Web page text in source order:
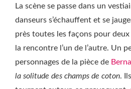
La scène se passe dans un
danseurs s’échauffent et se
près toutes les façons pour deux
la rencontre l’un de l’autre. Un
personnages de la pièce de
la solitude des champs de coton.